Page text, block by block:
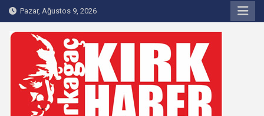
Skip
to
content
Pazar, Ağustos 9, 2026